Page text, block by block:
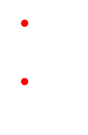
●
●